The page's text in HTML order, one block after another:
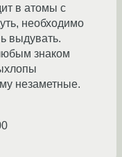
в атомы с
необходимо
выдувать.
знаком
незаметные.